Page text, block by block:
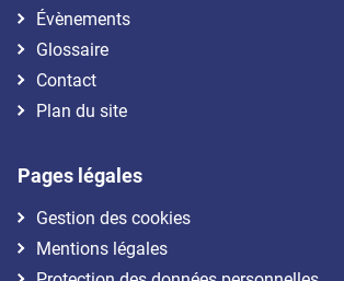
Évènements
Glossaire
Contact
Plan du site
Pages légales
Gestion des cookies
Mentions légales